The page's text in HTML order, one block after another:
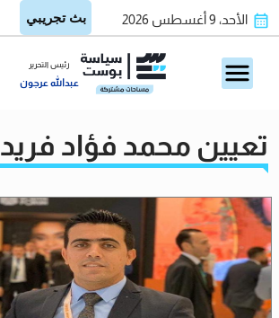
الأحد، 9 أغسطس 2026
رئيس التحرير
عبدالله عرجون
تعيين محمد فؤاد فريد